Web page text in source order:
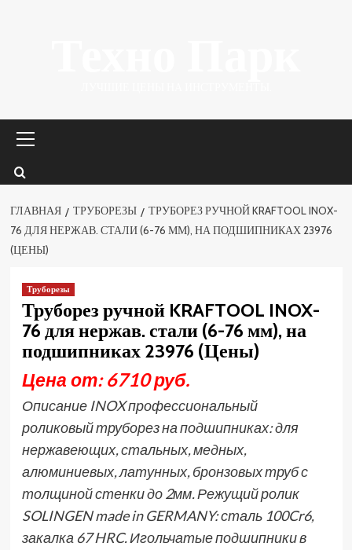
меню
ГЛАВНАЯ ТРУБОРЕЗЫ
ТРУБОРЕЗ РУЧНОЙ KRAFTOOL INOX-
76 ДЛЯ НЕРЖАВ. СТАЛИ (6-76 ММ), НА ПОДШИПНИКАХ 23976
(ЦЕНЫ)
Труборезы
Труборез ручной KRAFTOOL INOX-
76 для нержав. стали (6-76 мм), на
подшипниках 23976 (Цены)
Цена от: 6710 руб.
Описание INOX профессиональный
роликовый труборез на подшипниках: для
нержавеющих, стальных, медных,
алюминиевых, латунных, бронзовых труб с
толщиной стенки до 2мм. Режущий ролик
SOLINGEN made in GERMANY: сталь 100Cr6,
закалка 67 HRC. Игольчатые подшипники в